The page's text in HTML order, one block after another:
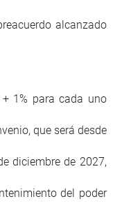
alcanzado
1% para cada uno
que será desde
diciembre de 2027,
del poder